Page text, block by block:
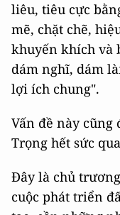
liêu, tiêu cực
mẽ, chặt chẽ,
khuyến khích và
dám nghĩ, dám
lợi ích chung".
Vấn đề này cũng
Trọng hết sức
Đây là chủ
cuộc phát triển